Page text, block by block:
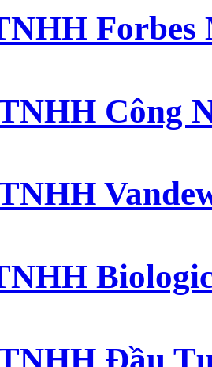
Công
Đầu